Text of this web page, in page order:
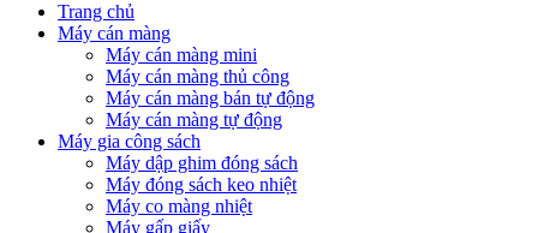
Trang chủ
Máy cán màng
Máy cán màng mini
Máy cán màng thủ công
Máy cán màng bán tự động
Máy cán màng tự động
Máy gia công sách
Máy dập ghim đóng sách
Máy đóng sách keo nhiệt
Máy co màng nhiệt
Máy gấp giấy